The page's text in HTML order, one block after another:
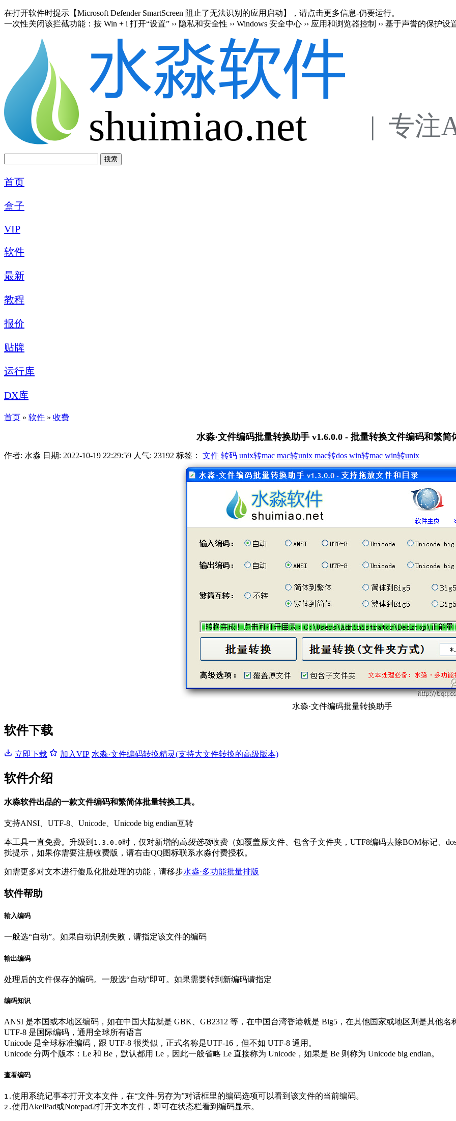
在打开软件时提示【Microsoft Defender SmartScreen 阻止了无法识别的应用启动】，请点击更多信息-仍要运行。
一次性关闭该拦截功能：按 Win + i 打开“设置” ›› 隐私和安全性 ›› Windows 安全中心 ›› 应用和浏览器控制 ›› 基于声誉的保护设
shuimiao.net |  专注
首页
盒子
VIP
软件
最新
教程
报价
贴牌
运行库
DX库
首页 » 软件 » 收费
水淼·文件编码批量转换助手 v1.6.0.0 - 批量转换文件编码和繁简
作者: 水淼 日期: 2022-10-19 22:29:59 人气: 23192 标签： 文件 转码 unix转mac mac转unix mac转dos win转mac win转unix
水淼·文件编码批量转换助手
软件下载
立即下载 加入VIP 水淼·文件编码转换精灵(支持大文件转换的高级版本)
软件介绍
水淼软件出品的一款文件编码和繁简体批量转换工具。
支持ANSI、UTF-8、Unicode、Unicode big endian互转
本工具一直免费。升级到 1.3.0.0时，仅对新增的高级选项收费（如覆盖原文件、包含子文件夹，UTF8编码去除BOM标记、
扰提示，如果你需要注册收费版，请右击QQ图标联系水淼付费授权。
如需更多对文本进行傻瓜化批处理的功能，请移步水淼·多功能批量排版
软件帮助
输入编码
一般选“自动”。如果自动识别失败，请指定该文件的编码
输出编码
处理后的文件保存的编码。一般选“自动”即可。如果需要转到新编码请指定
编码知识
ANSI 是本国或本地区编码，如在中国大陆就是 GBK、GB2312 等，在中国台湾香港就是 Big5，在其他国家或地区则是其他名
UTF-8 是国际编码，通用全球所有语言
Unicode 是全球标准编码，跟 UTF-8 很类似，正式名称是UTF-16，但不如 UTF-8 通用。
Unicode 分两个版本：Le 和 Be，默认都用 Le，因此一般省略 Le 直接称为 Unicode，如果是 Be 则称为 Unicode big endian。
查看编码
1. 使用系统记事本打开文本文件，在“文件-另存为”对话框里的编码选项可以看到该文件的当前编码。
2. 使用AkelPad或Notepad2打开文本文件，即可在状态栏看到编码显示。